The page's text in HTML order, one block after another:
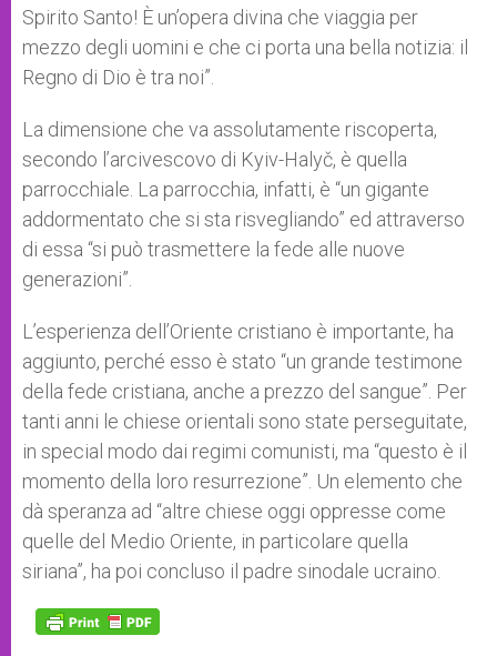
Spirito Santo! È un’opera divina che viaggia per
mezzo degli uomini e che ci porta una bella notizia: il
Regno di Dio è tra noi”.
La dimensione che va assolutamente riscoperta,
secondo l’arcivescovo di Kyiv-Halyč, è quella
parrocchiale. La parrocchia, infatti, è “un gigante
addormentato che si sta risvegliando” ed attraverso
di essa “si può trasmettere la fede alle nuove
generazioni”.
L’esperienza dell’Oriente cristiano è importante, ha
aggiunto, perché esso è stato “un grande testimone
della fede cristiana, anche a prezzo del sangue”. Per
tanti anni le chiese orientali sono state perseguitate,
in special modo dai regimi comunisti, ma “questo è il
momento della loro resurrezione”. Un elemento che
dà speranza ad “altre chiese oggi oppresse come
quelle del Medio Oriente, in particolare quella
siriana”, ha poi concluso il padre sinodale ucraino.